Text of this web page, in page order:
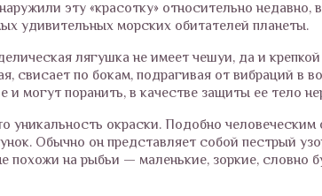
эту «красотку» относительно недавно,
удивительных морских обитателей планеты.
лягушка не имеет чешуи, да и
свисает по бокам, подрагивая от вибраций в
и могут поранить, в качестве защиты ее тело
окраски. Подобно человеческим
Обычно он представляет собой пестрый
похожи на рыбьи — маленькие, зоркие, словно